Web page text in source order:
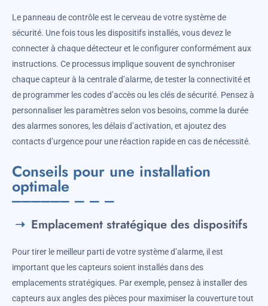
Le panneau de contrôle est le cerveau de votre système de
sécurité. Une fois tous les dispositifs installés, vous devez le
connecter à chaque détecteur et le configurer conformément aux
instructions. Ce processus implique souvent de synchroniser
chaque capteur à la centrale d’alarme, de tester la connectivité et
de programmer les codes d’accès ou les clés de sécurité. Pensez à
personnaliser les paramètres selon vos besoins, comme la durée
des alarmes sonores, les délais d’activation, et ajoutez des
contacts d’urgence pour une réaction rapide en cas de nécessité.
Conseils pour une installation
optimale
Emplacement stratégique des dispositifs
Pour tirer le meilleur parti de votre système d’alarme, il est
important que les capteurs soient installés dans des
emplacements stratégiques. Par exemple, pensez à installer des
capteurs aux angles des pièces pour maximiser la couverture tout